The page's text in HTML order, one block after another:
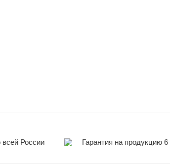
всей России Гарантия на продукцию